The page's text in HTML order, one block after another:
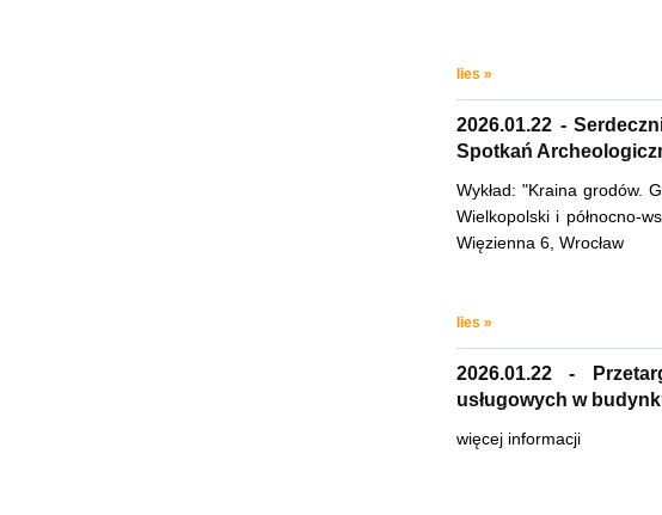
lies »
2026.01.22 -
Spotkań
Wykład: "Kraina grodów.
Wielkopolski i północno-
Więzienna 6, Wrocław
lies »
2026.01.22 -
usługowych w
więcej informacji